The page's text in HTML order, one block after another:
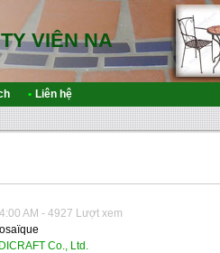
VIÊN NA
• Liên hệ
AM - 4927 Lượt xem
Co., Ltd.